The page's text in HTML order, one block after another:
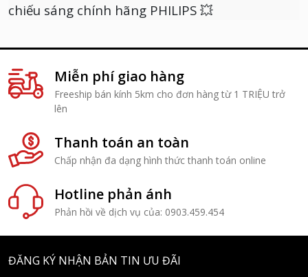
chiếu sáng chính hãng PHILIPS 💥
Miễn phí giao hàng
Freeship bán kính 5km cho đơn hàng từ 1 TRIỆU trở
lên
Thanh toán an toàn
Chấp nhận đa dạng hình thức thanh toán online
Hotline phản ánh
Phản hồi về dịch vụ của: 0903.459.454
ĐĂNG KÝ NHẬN BẢN TIN ƯU ĐÃI